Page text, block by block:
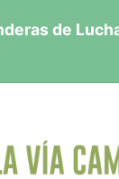
de